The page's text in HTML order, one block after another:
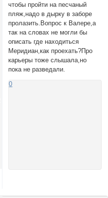
чтобы пройти на песчаный
пляж,надо в дырку в заборе
пролазить.Вопрос к Валере,а
так на словах не могли бы
описать где находиться
Меридиан,как проехать?Про
карьеры тоже слышала,но
пока не разведали.
0